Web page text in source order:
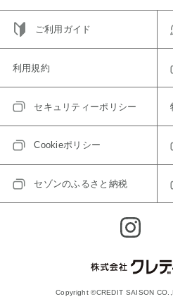
ご利用ガイド
利用規約
セキュリティーポリシー
Cookieポリシー
セゾンのふるさと納税
Copyright ©CREDIT SAISON